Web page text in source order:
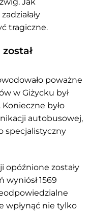
tragiczne.
poważne
w Giżycku był
było
autobusowej,
specjalistyczny
opóźnione zostały
wyniósł 1569
wpłynąć nie tylko